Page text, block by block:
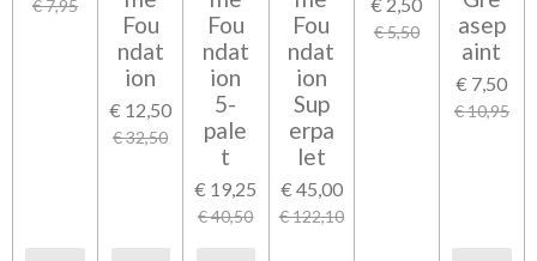
€ 7,95
Fou
ndat
ion
€ 12,50
€ 32,50
Fou
ndat
ion
5-
pale
t
€ 19,25
€ 40,50
Fou
ndat
ion
Sup
erpa
let
€ 45,00
€ 122,10
€ 5,50
asep
aint
€ 7,50
€ 10,95